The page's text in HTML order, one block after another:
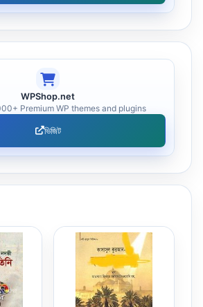
WPShop.net
Premium WP themes and plugins
ভিজিট